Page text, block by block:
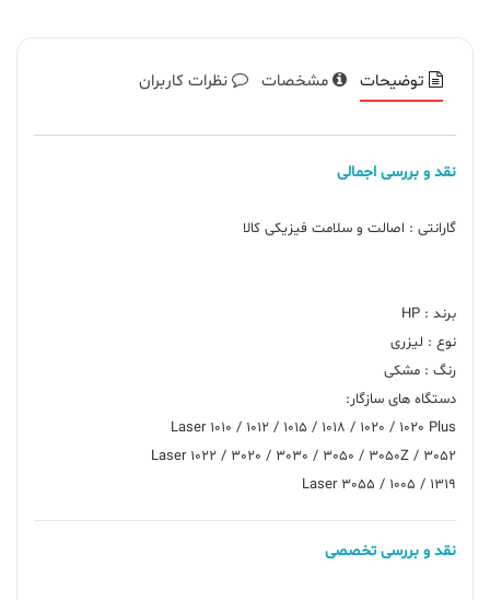
توضیحات مشخصات نظرات کاربران
نقد و بررسی اجمالی
Laser 3055 / 1005 / 1319
نقد و بررسی تخصصی